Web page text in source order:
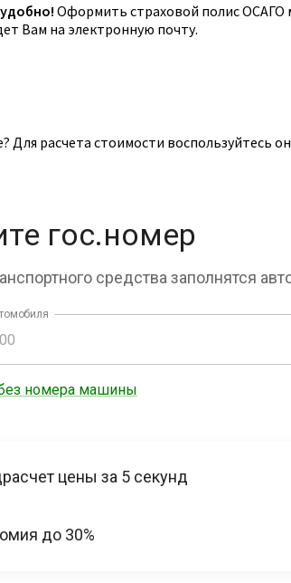
Оформить страховой полис ОСАГО
Вам на электронную почту.
расчета стоимости воспользуйтесь